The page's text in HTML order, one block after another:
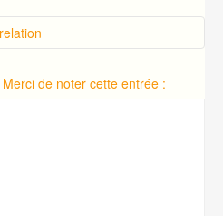
d'accès à cPanel
en PHP
Merci de noter cette entrée :